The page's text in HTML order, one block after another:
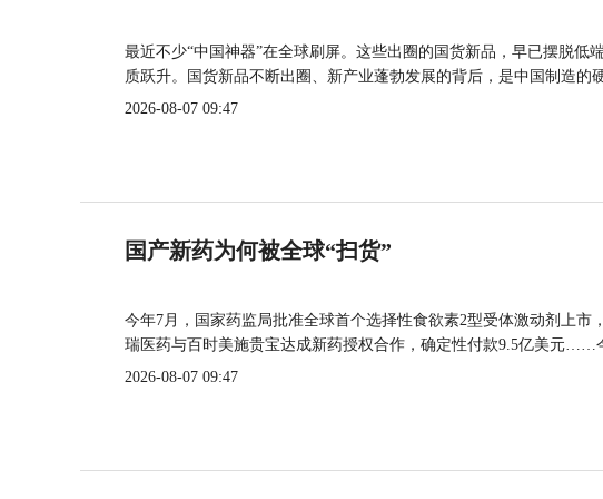
最近不少“中国神器”在全球刷屏。这些出圈的国货新品，早已摆脱
质跃升。国货新品不断出圈、新产业蓬勃发展的背后，是中国制造的
2026-08-07 09:47
国产新药为何被全球“扫货”
今年7月，国家药监局批准全球首个选择性食欲素2型受体激动剂上
瑞医药与百时美施贵宝达成新药授权合作，确定性付款9.5亿美元……
2026-08-07 09:47